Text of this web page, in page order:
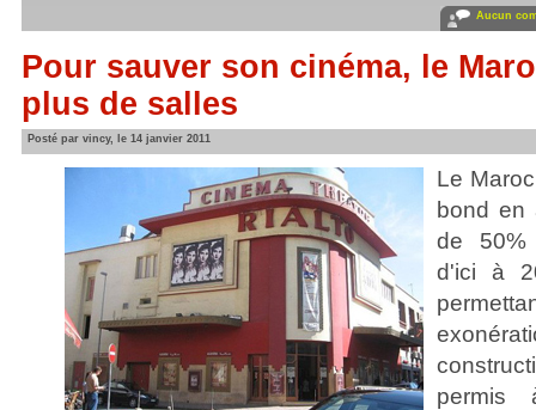
Aucun
Pour sauver son cinéma, le
plus de salles
Posté par vincy, le 14 janvier 2011
Le
bond en
de 50%
d'ici à
permis